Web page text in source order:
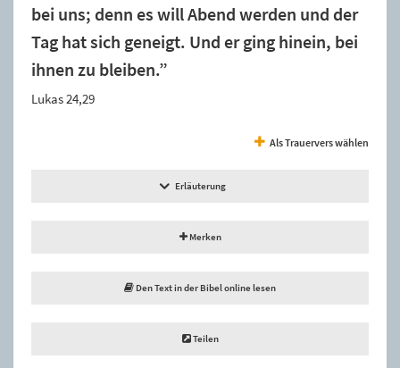
bei uns; denn es will Abend werden und der
Tag hat sich geneigt. Und er ging hinein, bei
ihnen zu bleiben.”
Lukas 24,29
Als Trauervers wählen
Erläuterung
Merken
Den Text in der Bibel online lesen
Teilen